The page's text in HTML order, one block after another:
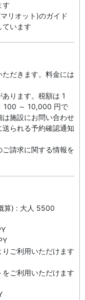
す
リオット)のガイド
ています
だきます。料金には
ります。税額は 1
100 ～ 10,000 円で
施設にお問い合わせ
られる予約確認通知
請求に関する情報を
算) : 大人 5500
ご利用いただけます
ご利用いただけます